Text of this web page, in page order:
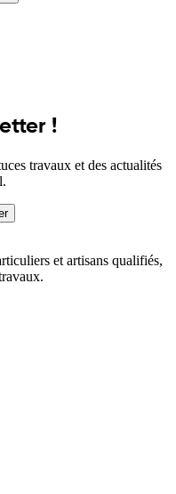
!
travaux et des actualités
et artisans qualifiés,